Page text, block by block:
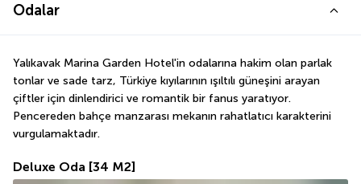
Odalar
Yalıkavak Marina Garden Hotel'in odalarına hakim olan parlak
tonlar ve sade tarz, Türkiye kıyılarının ışıltılı güneşini arayan
çiftler için dinlendirici ve romantik bir fanus yaratıyor.
Pencereden bahçe manzarası mekanın rahatlatıcı karakterini
vurgulamaktadır.
Deluxe Oda [34 M2]